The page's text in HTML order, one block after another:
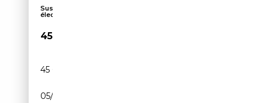
Suspension pneumatique, Sièges sport, Sièges
élect...
45 970€
45 645 km
05/2023